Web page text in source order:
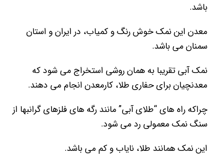
باشد.
معدن این نمک خوش رنگ و کمیاب، در ایران و استان
سمنان می باشد.
نمک آبی تقریبا به همان روشی استخراج می شود که
معدنچیان برای حفاری طلا، کارمعدن انجام می دهند.
چراکه راه های “طلای آبی” مانند رگه های فلزهای گرانبها از
سنگ نمک معمولی رد می شود.
این نمک همانند طلا، نایاب و کم می باشد.